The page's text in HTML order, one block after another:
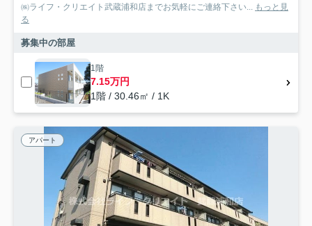
㈱ライフ・クリエイト武蔵浦和店までお気軽にご連絡下さい...
もっと見
る
募集中の部屋
1階
7.15万円
1階 / 30.46㎡ / 1K
アパート